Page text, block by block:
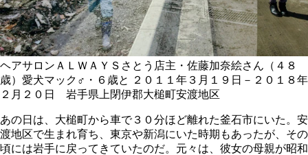
ヘアサロンＡＬＷＡＹＳさとう店主・佐藤加奈絵さん（４８
歳）愛犬マック♂・６歳と
２０１１年３月１９日－２０１８年
２月２０日 岩手県上閉伊郡大槌町安渡地区
あの日は、大槌町から車で３０分ほど離れた釜石市にいた。安
渡地区で生まれ育ち、東京や新潟にいた時期もあったが、その
頃には岩手に戻ってきていたのだ。元々は、彼女の母親が昭和